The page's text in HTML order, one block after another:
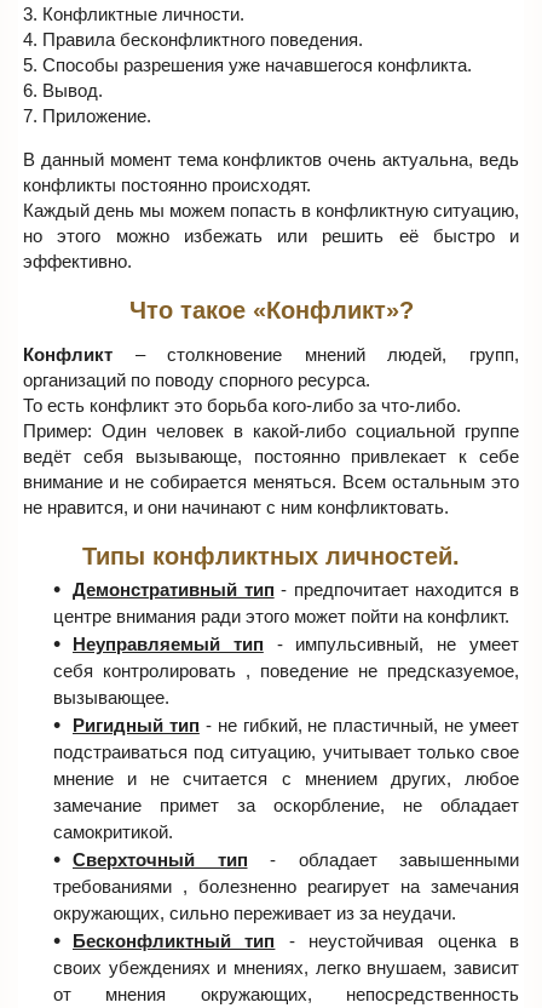
3. Конфликтные личности.
4. Правила бесконфликтного поведения.
5. Способы разрешения уже начавшегося конфликта.
6. Вывод.
7. Приложение.
В данный момент тема конфликтов очень актуальна, ведь
конфликты постоянно происходят.
Каждый день мы можем попасть в конфликтную ситуацию,
но этого можно избежать или решить её быстро и
эффективно.
Что такое «Конфликт»?
Конфликт – столкновение мнений людей, групп,
организаций по поводу спорного ресурса.
То есть конфликт это борьба кого-либо за что-либо.
Пример: Один человек в какой-либо социальной группе
ведёт себя вызывающе, постоянно привлекает к себе
внимание и не собирается меняться. Всем остальным это
не нравится, и они начинают с ним конфликтовать.
Типы конфликтных личностей.
Демонстративный тип - предпочитает находится в
центре внимания ради этого может пойти на конфликт.
Неуправляемый тип - импульсивный, не умеет
себя контролировать , поведение не предсказуемое,
вызывающее.
Ригидный тип - не гибкий, не пластичный, не умеет
подстраиваться под ситуацию, учитывает только свое
мнение и не считается с мнением других, любое
замечание примет за оскорбление, не обладает
самокритикой.
Сверхточный тип - обладает завышенными
требованиями , болезненно реагирует на замечания
окружающих, сильно переживает из за неудачи.
Бесконфликтный тип - неустойчивая оценка в
своих убеждениях и мнениях, легко внушаем, зависит
от мнения окружающих, непосредственность